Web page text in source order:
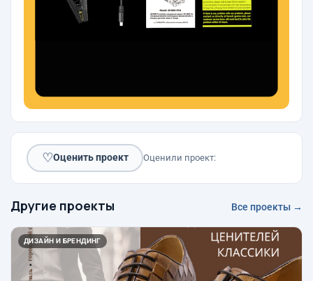
♡Оценить проект Оценили проект:
Другие проекты Все проекты →
ДИЗАЙН И БРЕНДИНГ